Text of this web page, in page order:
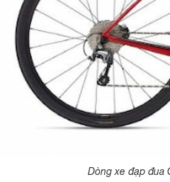
Dòng xe đạp đua